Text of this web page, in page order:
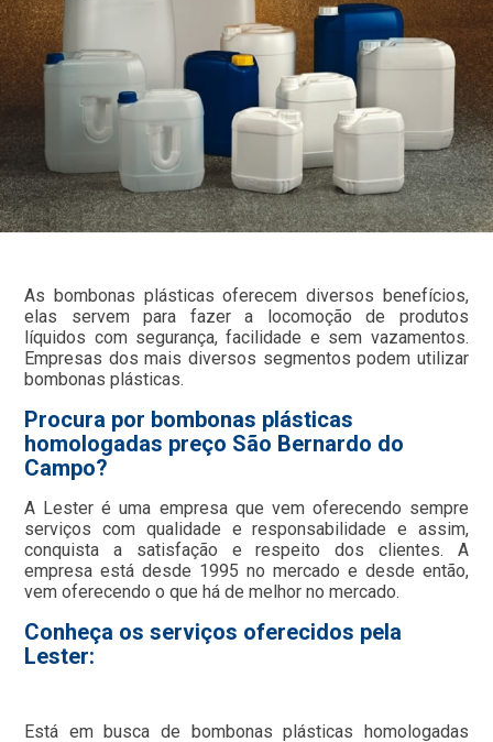
As bombonas plásticas oferecem diversos benefícios,
elas servem para fazer a locomoção de produtos
líquidos com segurança, facilidade e sem vazamentos.
Empresas dos mais diversos segmentos podem utilizar
bombonas plásticas.
Procura por bombonas plásticas
homologadas preço São Bernardo do
Campo?
A Lester é uma empresa que vem oferecendo sempre
serviços com qualidade e responsabilidade e assim,
conquista a satisfação e respeito dos clientes. A
empresa está desde 1995 no mercado e desde então,
vem oferecendo o que há de melhor no mercado.
Conheça os serviços oferecidos pela
Lester:
Está em busca de bombonas plásticas homologadas